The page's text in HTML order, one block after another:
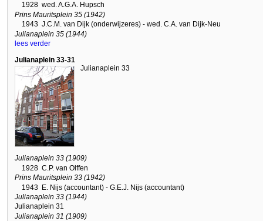
1928 wed. A.G.A. Hupsch
Prins Mauritsplein 35 (1942)
1943 J.C.M. van Dijk (onderwijzeres) - wed. C.A. van Dijk-Neu
Julianaplein 35 (1944)
lees verder
Julianaplein 33-31
Julianaplein 33
Julianaplein 33 (1909)
1928 C.P. van Olffen
Prins Mauritsplein 33 (1942)
1943 E. Nijs (accountant) - G.E.J. Nijs (accountant)
Julianaplein 33 (1944)
Julianaplein 31
Julianaplein 31 (1909)